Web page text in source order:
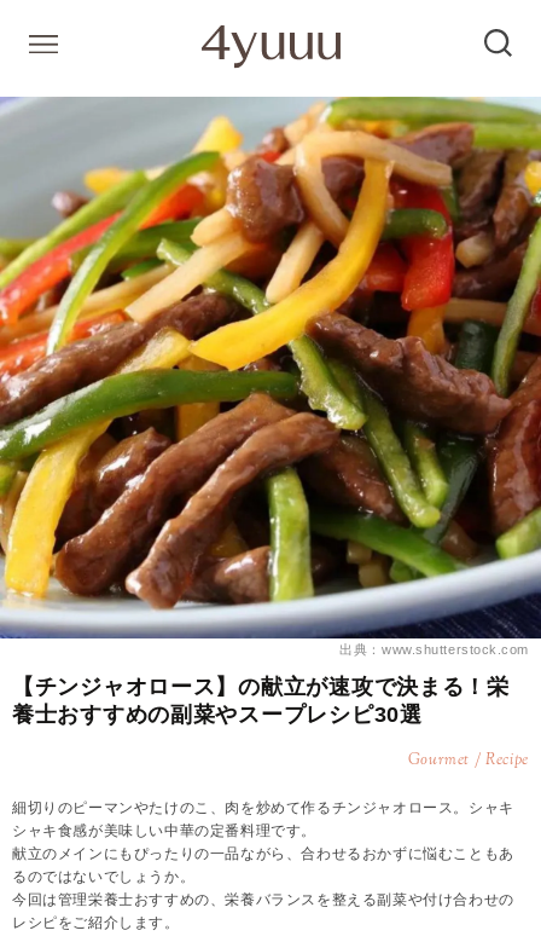
出典：www.shutterstock.com
【チンジャオロース】の献立が速攻で決まる！栄
養士おすすめの副菜やスープレシピ30選
Gourmet / Recipe
細切りのピーマンやたけのこ、肉を炒めて作るチンジャオロース。シャキ
シャキ食感が美味しい中華の定番料理です。
献立のメインにもぴったりの一品ながら、合わせるおかずに悩むこともあ
るのではないでしょうか。
今回は管理栄養士おすすめの、栄養バランスを整える副菜や付け合わせの
レシピをご紹介します。